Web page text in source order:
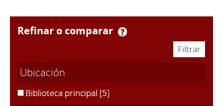
refinar o comparar
Ubicación
Biblioteca principal [5]